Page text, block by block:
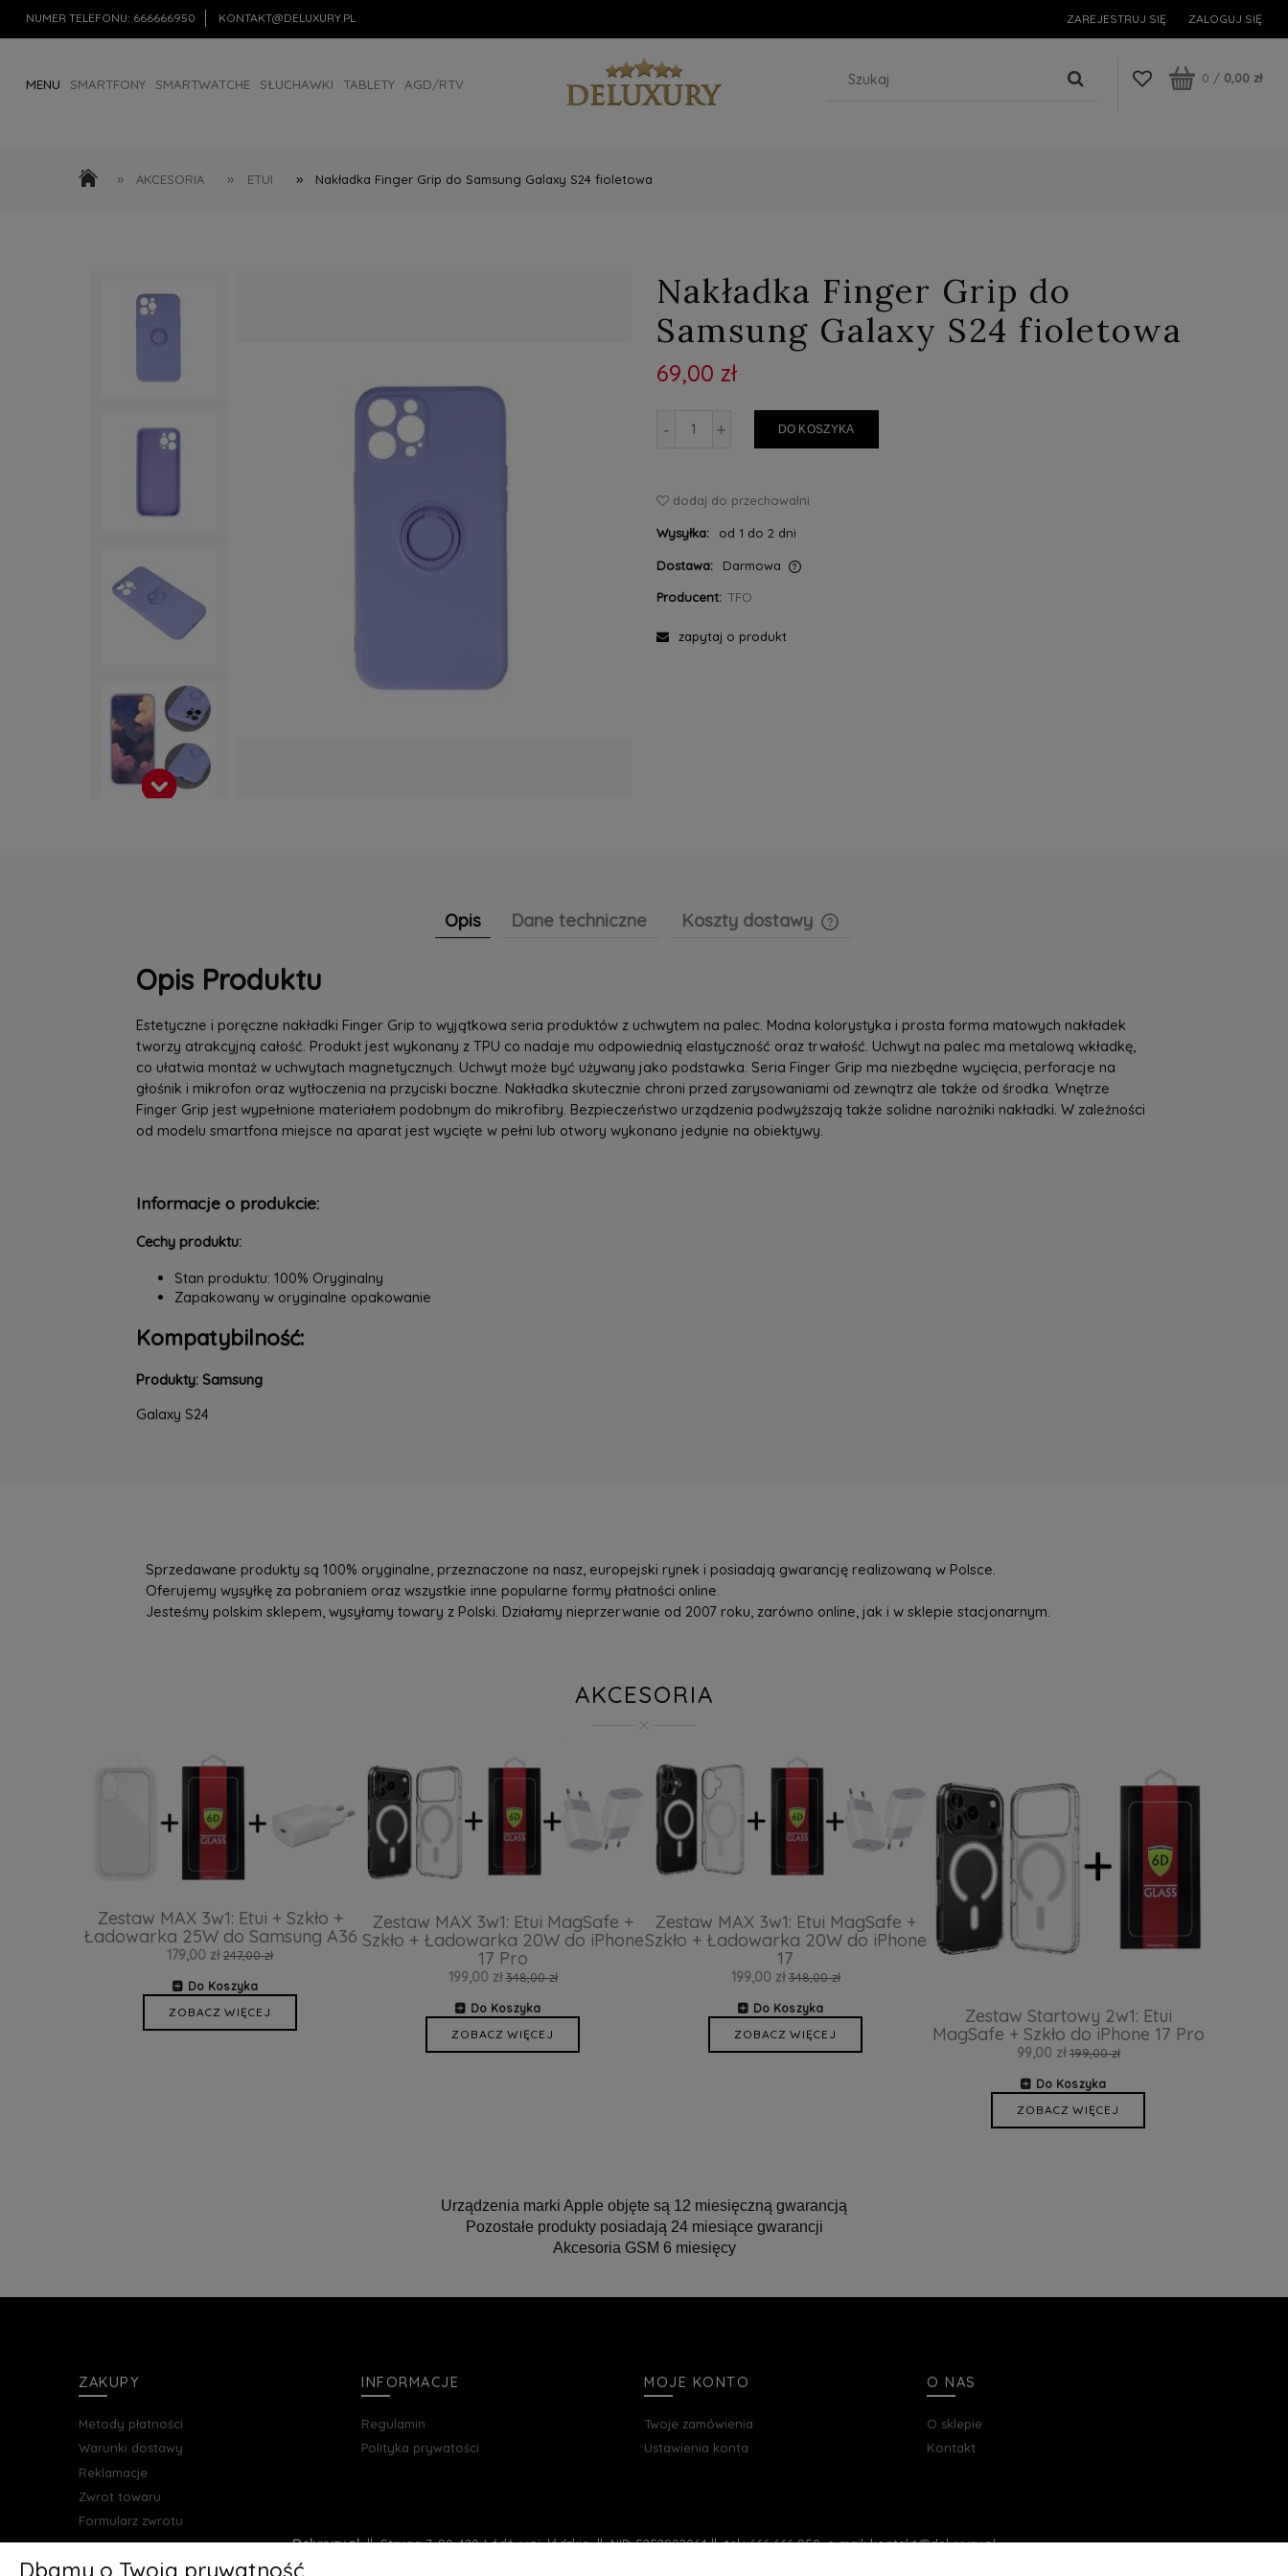
NUMER TELEFONU: 666666950 KONTAKT@DELUXURY.PL ZAREJESTRUJ SIĘ ZALOGUJ SIĘ
MENU SMARTFONY SMARTWATCHE SŁUCHAWKI TABLETY AGD/RTV 0 / 0,00 zł
» AKCESORIA » ETUI » Nakładka Finger Grip do Samsung Galaxy S24 fioletowa
Nakładka Finger Grip do
Samsung Galaxy S24 fioletowa
69,00 zł
- + DO KOSZYKA
dodaj do przechowalni
Wysyłka: od 1 do 2 dni
Dostawa: Darmowa
Producent: TFO
zapytaj o produkt
Opis Dane techniczne Koszty dostawy
Opis Produktu
Estetyczne i poręczne nakładki Finger Grip to wyjątkowa seria produktów z uchwytem na palec. Modna kolorystyka i prosta forma matowych nakładek
tworzy atrakcyjną całość. Produkt jest wykonany z TPU co nadaje mu odpowiednią elastyczność oraz trwałość. Uchwyt na palec ma metalową wkładkę,
co ułatwia montaż w uchwytach magnetycznych. Uchwyt może być używany jako podstawka. Seria Finger Grip ma niezbędne wycięcia, perforacje na
głośnik i mikrofon oraz wytłoczenia na przyciski boczne. Nakładka skutecznie chroni przed zarysowaniami od zewnątrz ale także od środka. Wnętrze
Finger Grip jest wypełnione materiałem podobnym do mikrofibry. Bezpieczeństwo urządzenia podwyższają także solidne narożniki nakładki. W zależności
od modelu smartfona miejsce na aparat jest wycięte w pełni lub otwory wykonano jedynie na obiektywy.
Informacje o produkcie:
Cechy produktu:
Stan produktu: 100% Oryginalny
Zapakowany w oryginalne opakowanie
Kompatybilność:
Produkty: Samsung
Galaxy S24
Sprzedawane produkty są 100% oryginalne, przeznaczone na nasz, europejski rynek i posiadają gwarancję realizowaną w Polsce.
Oferujemy wysyłkę za pobraniem oraz wszystkie inne popularne formy płatności online.
Jesteśmy polskim sklepem, wysyłamy towary z Polski. Działamy nieprzerwanie od 2007 roku, zarówno online, jak i w sklepie stacjonarnym.
AKCESORIA
Zestaw MAX 3w1: Etui + Szkło +
Ładowarka 25W do Samsung A36
179,00 zł 247,00 zł
Do Koszyka
ZOBACZ WIĘCEJ
Zestaw MAX 3w1: Etui MagSafe +
Szkło + Ładowarka 20W do iPhone
17 Pro
199,00 zł 348,00 zł
Do Koszyka
ZOBACZ WIĘCEJ
Zestaw MAX 3w1: Etui MagSafe +
Szkło + Ładowarka 20W do iPhone
17
199,00 zł 348,00 zł
Do Koszyka
ZOBACZ WIĘCEJ
Zestaw Startowy 2w1: Etui
MagSafe + Szkło do iPhone 17 Pro
99,00 zł 199,00 zł
Do Koszyka
ZOBACZ WIĘCEJ
Urządzenia marki Apple objęte są 12 miesięczną gwarancją
Pozostałe produkty posiadają 24 miesiące gwarancji
Akcesoria GSM 6 miesięcy
ZAKUPY
Metody płatności
Warunki dostawy
Reklamacje
Zwrot towaru
Formularz zwrotu
INFORMACJE
Regulamin
Polityka prywatości
MOJE KONTO
Twoje zamówienia
Ustawienia konta
O NAS
O sklepie
Kontakt
Deluxury.pl|| Struga 7, 90-420 Łódź, woj. łódzkie || NIP: 5252902064 || tel.: 666 666 950, e-mail: kontakt@deluxury.pl
Dbamy o Twoją prywatność